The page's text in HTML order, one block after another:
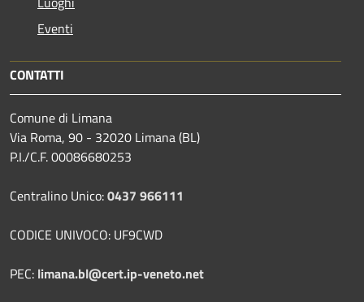
Eventi
CONTATTI
Comune di Limana
Via Roma, 90 - 32020 Limana (BL)
P.I./C.F. 00086680253
Centralino Unico:0437 966111
CODICE UNIVOCO: UF9CWD
PEC: limana.bl@cert.ip-veneto.net